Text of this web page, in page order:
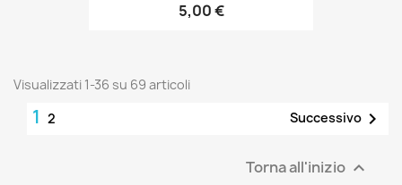
5,00 €
Visualizzati 1-36 su 69 articoli
1 2 Successivo 
Torna all'inizio 